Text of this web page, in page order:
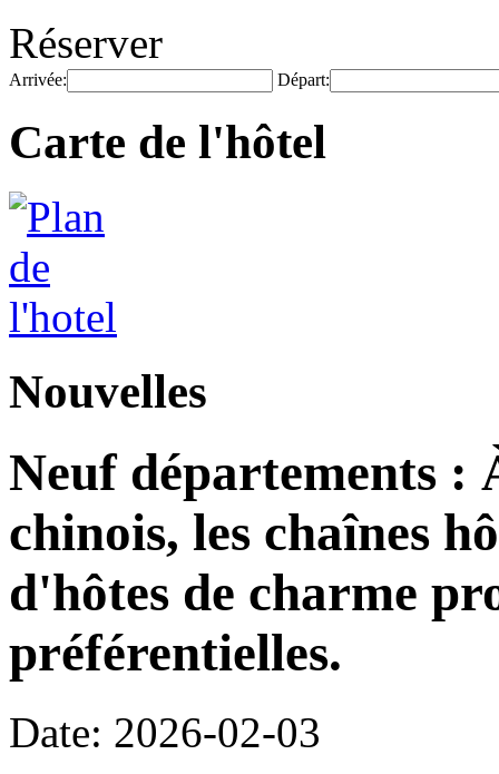
Réserver
Arrivée: Départ:
Carte de l'hôtel
Nouvelles
Neuf départements :
chinois, les chaînes
d'hôtes de charme
préférentielles.
Date: 2026-02-03